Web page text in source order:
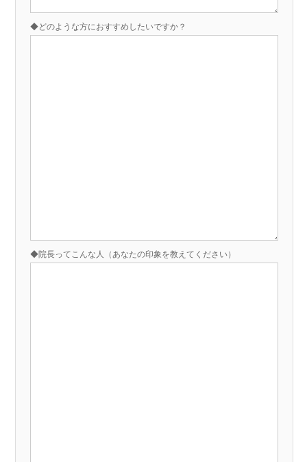
◆どのような方におすすめしたいですか？
◆院長ってこんな人（あなたの印象を教えてください）